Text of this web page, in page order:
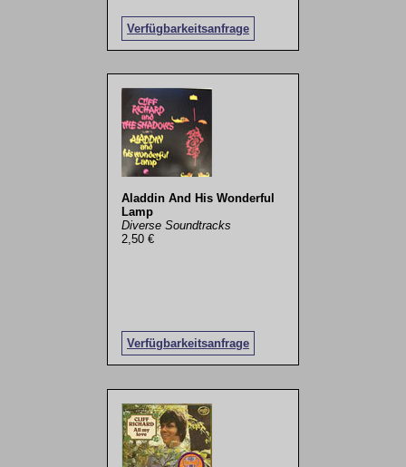
Verfügbarkeitsanfrage
Aladdin And His Wonderful
Lamp
Diverse Soundtracks
2,50 €
Verfügbarkeitsanfrage